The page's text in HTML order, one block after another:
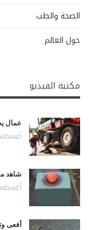
الصحة والطب
حول العالم
مكتبة الفيديو
عمال
أغسطس 24,
شاهد
أغسطس 8,
أفعى